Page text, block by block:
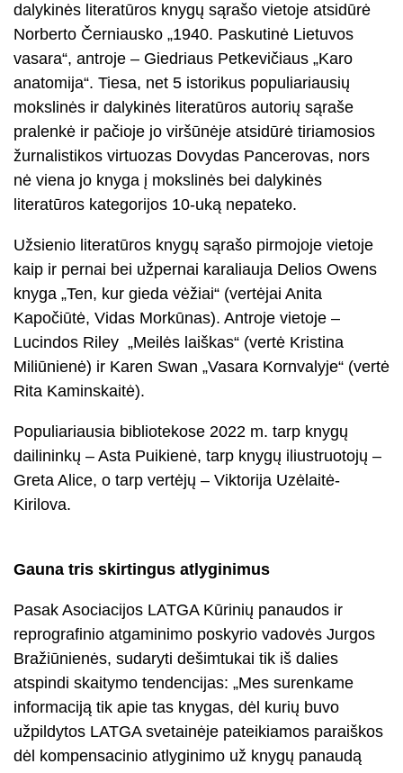
dalykinės literatūros knygų sąrašo vietoje atsidūrė
Norberto Černiausko „1940. Paskutinė Lietuvos
vasara“, antroje – Giedriaus Petkevičiaus „Karo
anatomija“. Tiesa, net 5 istorikus populiariausių
mokslinės ir dalykinės literatūros autorių sąraše
pralenkė ir pačioje jo viršūnėje atsidūrė tiriamosios
žurnalistikos virtuozas Dovydas Pancerovas, nors
nė viena jo knyga į mokslinės bei dalykinės
literatūros kategorijos 10-uką nepateko.
Užsienio literatūros knygų sąrašo pirmojoje vietoje
kaip ir pernai bei užpernai karaliauja Delios Owens
knyga „Ten, kur gieda vėžiai“ (vertėjai Anita
Kapočiūtė, Vidas Morkūnas). Antroje vietoje –
Lucindos Riley „Meilės laiškas“ (vertė Kristina
Miliūnienė) ir Karen Swan „Vasara Kornvalyje“ (vertė
Rita Kaminskaitė).
Populiariausia bibliotekose 2022 m. tarp knygų
dailininkų – Asta Puikienė, tarp knygų iliustruotojų –
Greta Alice, o tarp vertėjų – Viktorija Uzėlaitė-
Kirilova.
Gauna tris skirtingus atlyginimus
Pasak Asociacijos LATGA Kūrinių panaudos ir
reprografinio atgaminimo poskyrio vadovės Jurgos
Bražiūnienės, sudaryti dešimtukai tik iš dalies
atspindi skaitymo tendencijas: „Mes surenkame
informaciją tik apie tas knygas, dėl kurių buvo
užpildytos LATGA svetainėje pateikiamos paraiškos
dėl kompensacinio atlyginimo už knygų panaudą